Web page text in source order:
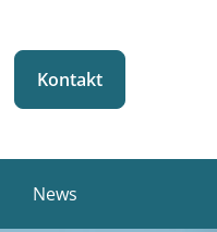
Kontakt
News